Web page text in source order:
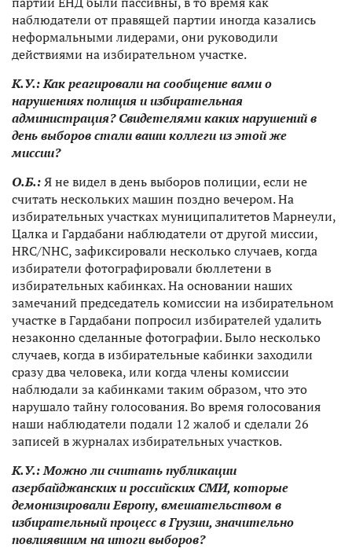
наблюдатели от правящей партии иногда казались
неформальными лидерами, они руководили
действиями на избирательном участке.
К.У.:Как реагировали на сообщение вами о
нарушениях полиция и избирательная
администрация? Свидетелями каких нарушений в
день выборов стали ваши коллеги из этой же
миссии?
О.Б.:Я невидел в день выборов полиции, если не
считать нескольких машин поздно вечером. На
избирательных участках муниципалитетов Марнеули,
Цалка и Гардабани наблюдатели от другой миссии,
HRC/NHC, зафиксировали несколько случаев, когда
избиратели фотографировали бюллетени в
избирательных кабинках. На основании наших
замечаний председатель комиссии на избирательном
участке в Гардабани попросил избирателей удалить
незаконно сделанные фотографии. Было несколько
случаев, когда в избирательные кабинки заходили
сразу два человека, или когда члены комиссии
наблюдали за кабинками таким образом, что это
нарушало тайну голосования. Во время голосования
наши наблюдатели подали 12 жалоб и сделали 26
записей в журналах избирательных участков.
К.У.:Можно ли считать публикации
азербайджанских и российских СМИ, которые
демонизировали Европу, вмешательством в
избирательный процесс в Грузии, значительно
повлиявшим на итоги выборов?